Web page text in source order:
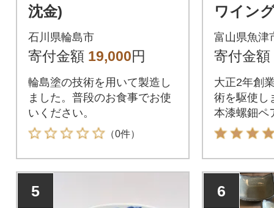
沈金)
石川県輪島市
寄付金額 19,000円
輪島塗の技術を用いて製造し
ました。普段のお食事でお使
いください。
（0件）
ワイン
富山県魚津
寄付金額
大正2年創
術を駆使し
本漆螺鈿ペ
す。
5 6